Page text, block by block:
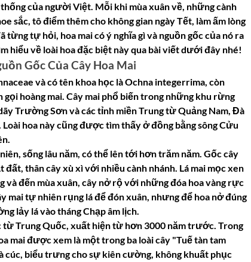
của người Việt. Mỗi khi mùa xuân về, những cành
sắc, tô điểm thêm cho không gian ngày Tết, làm ấm lòng
từng tự hỏi, hoa mai có ý nghĩa gì và nguồn gốc của nó ra
hiểu về loài hoa đặc biệt này qua bài viết dưới đây nhé!
Gốc Của Cây Hoa Mai
và có tên khoa học là Ochna integerrima, còn
hoàng mai. Cây mai phổ biến trong những khu rừng
Trường Sơn và các tỉnh miền Trung từ Quảng Nam, Đà
Loài hoa này cũng được tìm thấy ở đồng bằng sông Cửu
sống lâu năm, có thể lên tới hơn trăm năm. Gốc cây
đất, thân cây xù xì với nhiều cành nhánh. Lá mai mọc xen
và đến mùa xuân, cây nở rộ với những đóa hoa vàng rực
mai tự nhiên rụng lá để đón xuân, nhưng để hoa nở đúng
lảy lá vào tháng Chạp âm lịch.
từ Trung Quốc, xuất hiện từ hơn 3000 năm trước. Trong
mai được xem là một trong ba loài cây "Tuế tàn tam
cúc, biểu trưng cho sự kiên cường, không khuất phục